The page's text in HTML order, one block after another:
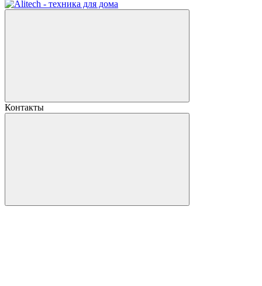
Контакты